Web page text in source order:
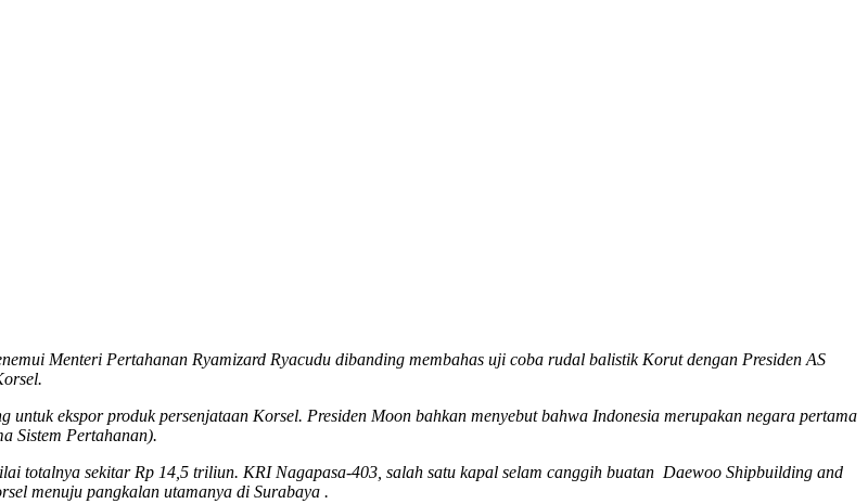
Menteri Pertahanan Ryamizard Ryacudu dibanding membahas uji coba rudal balistik Korut dengan Presiden AS
sel.
untuk eksporproduk persenjataan Korsel. Presiden Moon bahkan menyebut bahwa Indonesia merupakan negara pertama
Sistem Pertahanan).
totalnya sekitar Rp 14,5 triliun. KRI Nagapasa-403, salah satu kapal selam canggih buatan Daewoo Shipbuilding and
menuju pangkalan utamanya di Surabaya .